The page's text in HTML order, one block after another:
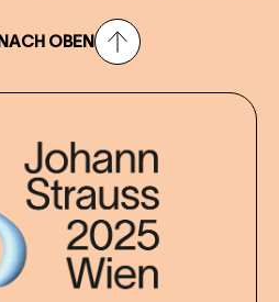
OBEN